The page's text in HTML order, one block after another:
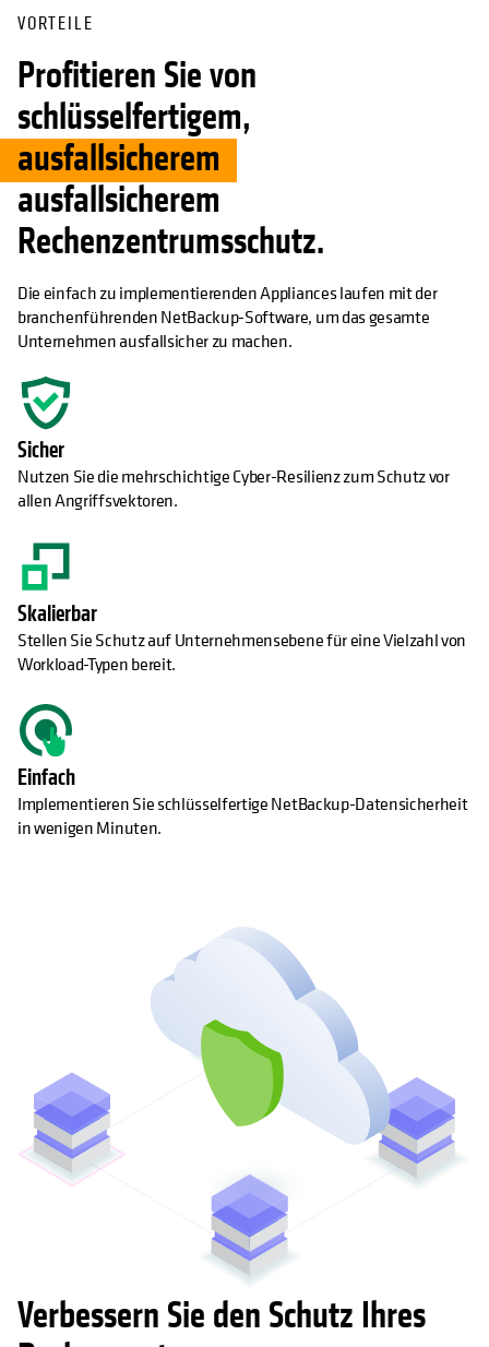
VORTEILE
Profitieren Sie von
schlüsselfertigem,
ausfallsicherem
ausfallsicherem
Rechenzentrumsschutz.
Die einfach zu implementierenden Appliances laufen mit der
branchenführenden NetBackup-Software, um das gesamte
Unternehmen ausfallsicher zu machen.
Sicher
Nutzen Sie die mehrschichtige Cyber-Resilienz zum Schutz vor
allen Angriffsvektoren.
Skalierbar
Stellen Sie Schutz auf Unternehmensebene für eine Vielzahl von
Workload-Typen bereit.
Einfach
Implementieren Sie schlüsselfertige NetBackup-Datensicherheit
in wenigen Minuten.
Verbessern Sie den Schutz Ihres